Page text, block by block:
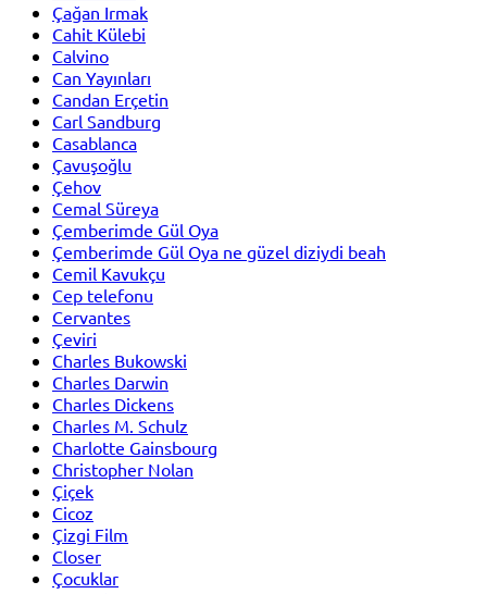
Çağan Irmak
Cahit Külebi
Calvino
Can Yayınları
Candan Erçetin
Carl Sandburg
Casablanca
Çavuşoğlu
Çehov
Cemal Süreya
Çemberimde Gül Oya
Çemberimde Gül Oya ne güzel diziydi beah
Cemil Kavukçu
Cep telefonu
Cervantes
Çeviri
Charles Bukowski
Charles Darwin
Charles Dickens
Charles M. Schulz
Charlotte Gainsbourg
Christopher Nolan
Çiçek
Cicoz
Çizgi Film
Closer
Çocuklar